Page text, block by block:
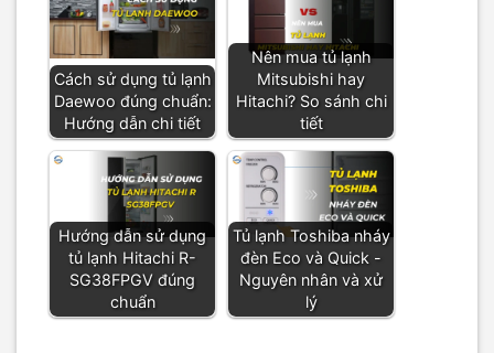
Cách sử dụng tủ lạnh
Daewoo đúng chuẩn:
Hướng dẫn chi tiết
Nên mua tủ lạnh
Mitsubishi hay
Hitachi? So sánh chi
tiết
Hướng dẫn sử dụng
tủ lạnh Hitachi R-
SG38FPGV đúng
chuẩn
Tủ lạnh Toshiba nháy
đèn Eco và Quick -
Nguyên nhân và xử
lý